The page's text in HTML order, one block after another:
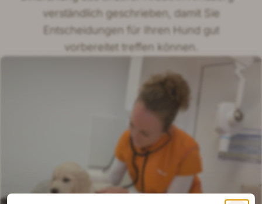
verständlich geschrieben, damit Sie
Entscheidungen für Ihren Hund gut
vorbereitet treffen können.